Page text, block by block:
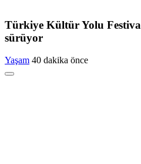
Türkiye Kültür Yolu
sürüyor
Yaşam 40 dakika önce